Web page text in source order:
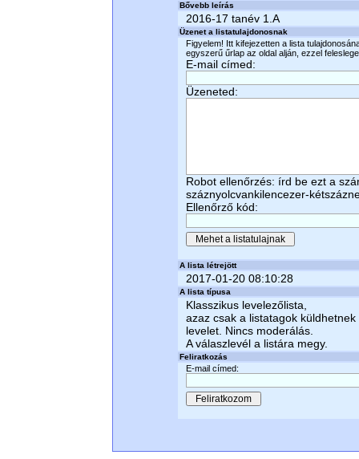
Bővebb leírás
2016-17 tanév 1.A
Üzenet a listatulajdonosnak
Figyelem! Itt kifejezetten a lista
egyszerű űrlap az oldal alján, ezzel
E-mail címed:
Üzeneted:
Robot ellenőrzés: írd be ezt a
száznyolcvankilencezer-
Ellenőrző kód:
A lista létrejött
2017-01-20 08:10:28
A lista típusa
Klasszikus levelezőlista,
azaz csak a listatagok küldhetnek
levelet. Nincs moderálás.
A válaszlevél a listára megy.
Feliratkozás
E-mail címed: